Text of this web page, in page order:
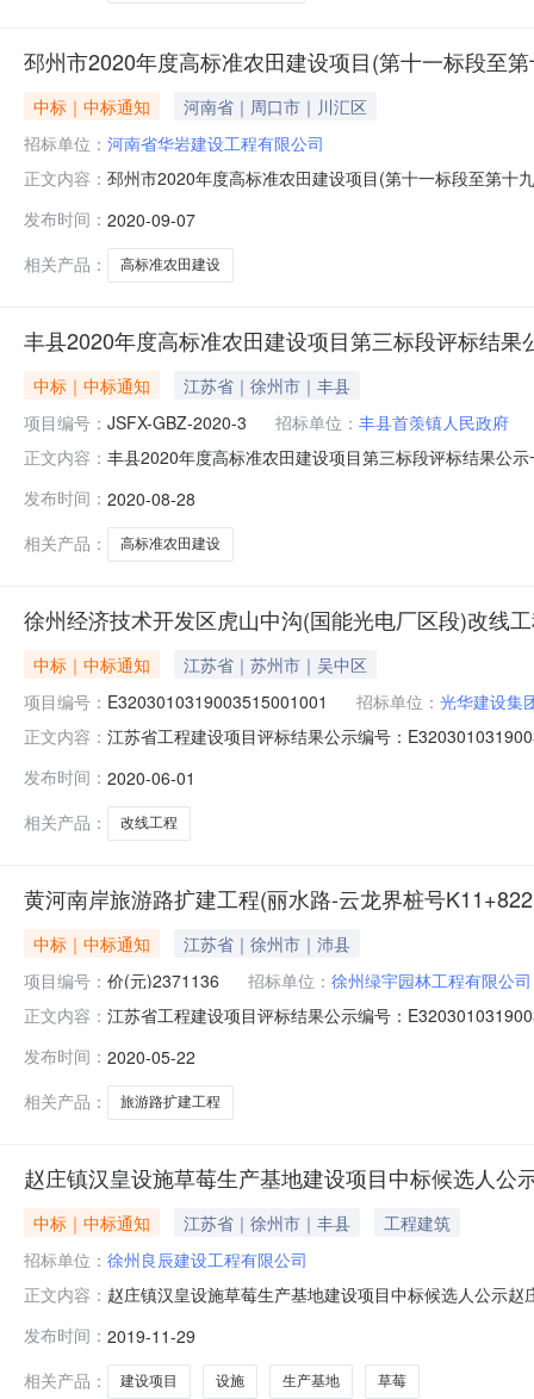
邳州市2020年度高标准农田建设项目(第十一标段至
中标｜中标通知
河南省｜周口市｜川汇区
招标单位： 河南省华岩建设工程有限公司
正文内容： 邳州市2020年度高标准农田建设项目(第十一标段至第十
第一中标候选人第二中标候选人第三中标候选人投标人
*5**13*.13*5*1*1*.01*5577
发布时间： 2020-09-07
相关产品：
高标准农田建设
丰县2020年度高标准农田建设项目第三标段评标结果
中标｜中标通知
江苏省｜徐州市｜丰县
项目编号： JSFX-GBZ-2020-3 招标单位： 丰县首羡镇人民政府
正文内容： 丰县2020年度高标准农田建设项目第三标段评标结果公
人名称项目负责人投标报价(元)质量标准JSFX-GBZ-
发布时间： 2020-08-28
相关产品：
高标准农田建设
徐州经济技术开发区虎山中沟(国能光电厂区段)改线
中标｜中标通知
江苏省｜苏州市｜吴中区
项目编号： E3203010319003515001001 招标单位： 光华建设集
正文内容： 江苏省工程建设项目评标结果公示编号：
司投标报价(元)8688605.618686532.908728301.67项
发布时间： 2020-06-01
相关产品：
改线工程
黄河南岸旅游路扩建工程(丽水路-云龙界桩号
中标｜中标通知
江苏省｜徐州市｜沛县
项目编号： 价(元)2371136 招标单位： 徐州绿宇园林工程有限公司
正文内容： 江苏省工程建设项目评标结果公示编号：
公司投标报价(元
发布时间： 2020-05-22
相关产品：
旅游路扩建工程
赵庄镇汉皇设施草莓生产基地建设项目中标候选人公
中标｜中标通知 江苏省｜徐州市｜丰县
工程建筑
招标单位： 徐州良辰建设工程有限公司
正文内容： 赵庄镇汉皇设施草莓生产基地建设项目中标候选人公示
投标人名称徐州良辰建设工程有限公司江苏屹盛建设有
名渠青松王杨娣
发布时间： 2019-11-29
相关产品：
建设项目 设施 生产基地 草莓